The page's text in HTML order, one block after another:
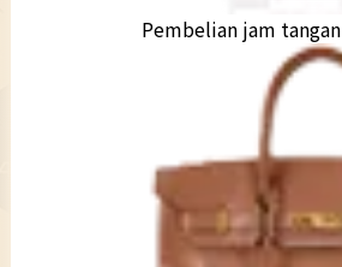
Pembelian jam tangan